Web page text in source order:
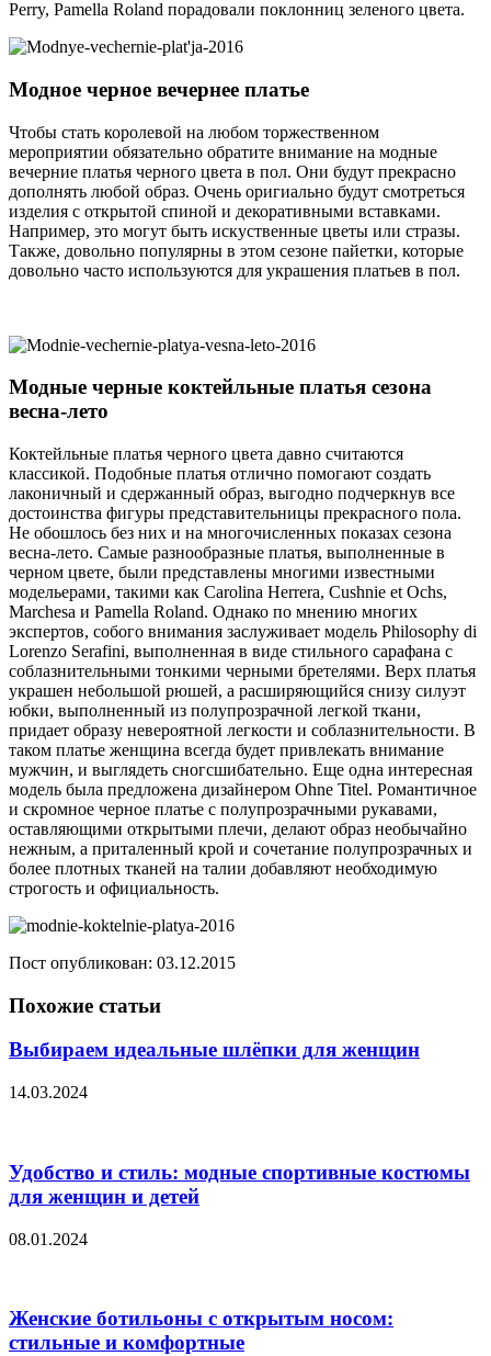
Perry, Pamella Roland порадовали поклонниц зеленого цвета.
Модное черное вечернее платье
Чтобы стать королевой на любом торжественном
мероприятии обязательно обратите внимание на модные
вечерние платья черного цвета в пол. Они будут прекрасно
дополнять любой образ. Очень оригиально будут смотреться
изделия с открытой спиной и декоративными вставками.
Например, это могут быть искуственные цветы или стразы.
Также, довольно популярны в этом сезоне пайетки, которые
довольно часто используются для украшения платьев в пол.
Модные черные коктейльные платья сезона
весна-лето
Коктейльные платья черного цвета давно считаются
классикой. Подобные платья отлично помогают создать
лаконичный и сдержанный образ, выгодно подчеркнув все
достоинства фигуры представительницы прекрасного пола.
Не обошлось без них и на многочисленных показах сезона
весна-лето. Самые разнообразные платья, выполненные в
черном цвете, были представлены многими известными
модельерами, такими как Carolina Herrera, Cushnie et Ochs,
Marchesa и Pamella Roland. Однако по мнению многих
экспертов, собого внимания заслуживает модель Philosophy di
Lorenzo Serafini, выполненная в виде стильного сарафана с
соблазнительными тонкими черными бретелями. Верх платья
украшен небольшой рюшей, а расширяющийся снизу силуэт
юбки, выполненный из полупрозрачной легкой ткани,
придает образу невероятной легкости и соблазнительности. В
таком платье женщина всегда будет привлекать внимание
мужчин, и выглядеть сногсшибательно. Еще одна интересная
модель была предложена дизайнером Ohne Titel. Романтичное
и скромное черное платье с полупрозрачными рукавами,
оставляющими открытыми плечи, делают образ необычайно
нежным, а приталенный крой и сочетание полупрозрачных и
более плотных тканей на талии добавляют необходимую
строгость и официальность.
Пост опубликован: 03.12.2015
Похожие статьи
Выбираем идеальные шлёпки для женщин
14.03.2024
Удобство и стиль: модные спортивные костюмы
для женщин и детей
08.01.2024
Женские ботильоны с открытым носом:
стильные и комфортные